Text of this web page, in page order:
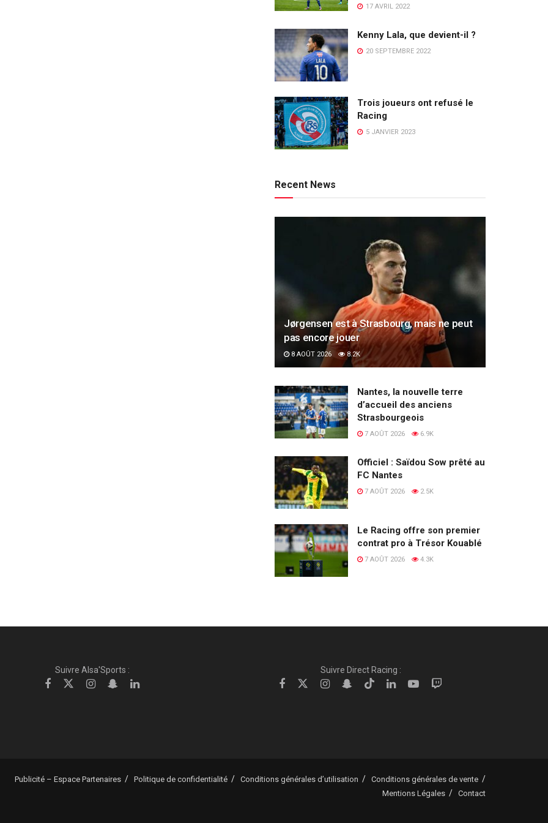
17 AVRIL 2022
Kenny Lala, que devient-il ?
20 SEPTEMBRE 2022
Trois joueurs ont refusé le
Racing
5 JANVIER 2023
Recent News
Jørgensen est à Strasbourg, mais ne peut
pas encore jouer
8 AOÛT 2026 8.2K
Nantes, la nouvelle terre
d’accueil des anciens
Strasbourgeois
7 AOÛT 2026 6.9K
Officiel : Saïdou Sow prêté au
FC Nantes
7 AOÛT 2026 2.5K
Le Racing offre son premier
contrat pro à Trésor Kouablé
7 AOÛT 2026 4.3K
Suivre Alsa'Sports : Suivre Direct Racing :
Publicité – Espace Partenaires Politique de confidentialité Conditions générales d’utilisation
Conditions générales de vente
Mentions Légales
Contact